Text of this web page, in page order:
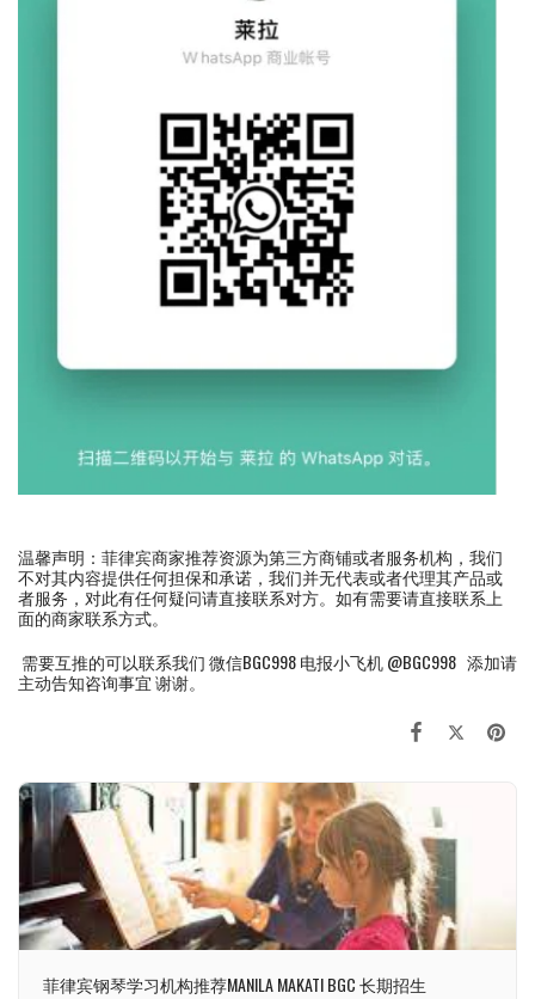
温馨声明：菲律宾商家推荐资源为第三方商铺或者服务机构，我们
不对其内容提供任何担保和承诺，我们并无代表或者代理其产品或
者服务，对此有任何疑问请直接联系对方。如有需要请直接联系上
面的商家联系方式。
需要互推的可以联系我们 微信BGC998 电报小飞机 @BGC998 添加请
主动告知咨询事宜 谢谢。
菲律宾钢琴学习机构推荐MANILA MAKATI BGC 长期招生